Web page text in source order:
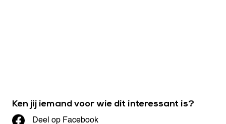
Ken jij iemand voor wie dit interessant is?
Deel op Facebook